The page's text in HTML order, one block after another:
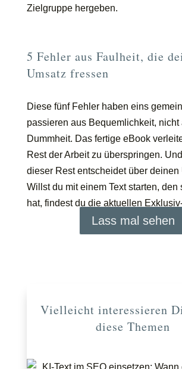
Zielgruppe hergeben.
5 Fehler aus Faulheit, die
Umsatz fressen
Diese fünf Fehler haben eins
passieren aus Bequemlichkeit, nicht
Dummheit. Das fertige eBook
Rest der Arbeit zu überspringen.
dieser Rest entscheidet über deinen
Willst du mit einem Text starten, den
hat, findest du die aktuellen
Lass mal sehen
Vielleicht interessieren
diese Themen